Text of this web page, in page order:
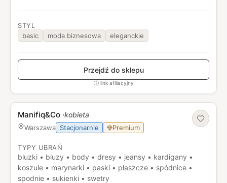
STYL
basic
moda biznesowa eleganckie
Przejdź do sklepu
ⓘ link afiliacyjny
Manifiq&Co ·kobieta
Warszawa Stacjonarnie Premium
TYPY UBRAŃ
bluzki • bluzy • body • dresy • jeansy • kardigany •
koszule • marynarki • paski • płaszcze • spódnice •
spodnie • sukienki • swetry